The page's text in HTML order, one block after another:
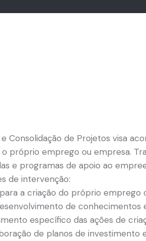
Consolidação de Projetos visa
próprio emprego ou empresa.
e programas de apoio ao
de intervenção:
a criação do próprio emprego
de conhecimentos
específico das ações de
de planos de investimento